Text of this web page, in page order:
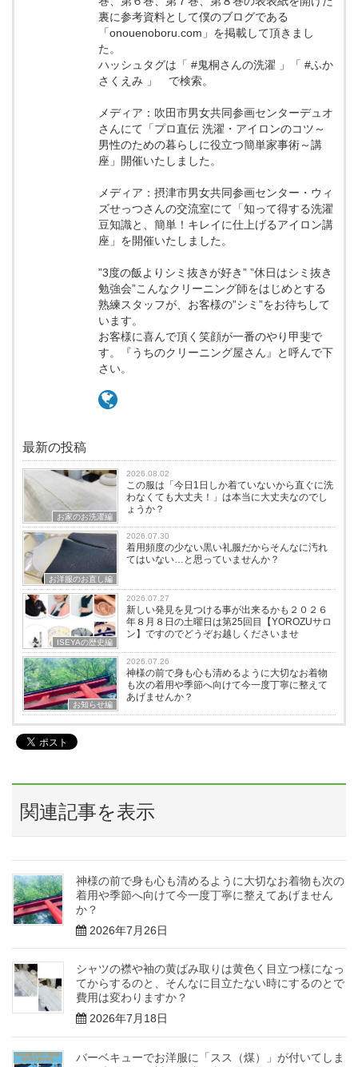
裏に参考資料として僕のブログである
「onouenoboru.com」を掲載して頂きまし
た。
ハッシュタグは「 #鬼桐さんの洗濯 」「 #ふか
さくえみ 」 で検索。
メディア：吹田市男女共同参画センターデュオ
さんにて「プロ直伝 洗濯・アイロンのコツ～
男性のための暮らしに役立つ簡単家事術～講
座」開催いたしました。
メディア：摂津市男女共同参画センター・ウィ
ズせっつさんの交流室にて「知って得する洗濯
豆知識と、簡単！キレイに仕上げるアイロン講
座」を開催いたしました。
”3度の飯よりシミ抜きが好き” ”休日はシミ抜き
勉強会”こんなクリーニング師をはじめとする
熟練スタッフが、お客様の”シミ”をお待ちして
います。
お客様に喜んで頂く笑顔が一番のやり甲斐で
す。『うちのクリーニング屋さん』と呼んで下
さい。
最新の投稿
お家のお洗濯編
2026.08.02
この服は「今日1日しか着ていないから直ぐに洗
わなくても大丈夫！」は本当に大丈夫なのでし
ょうか？
お洋服のお直し編
2026.07.30
着用頻度の少ない黒い礼服だからそんなに汚れ
てはいない…と思っていませんか？
ISEYAの歴史編
2026.07.27
新しい発見を見つける事が出来るかも２０２６
年８月８日の土曜日は第25回目【YOROZUサロ
ン】ですのでどうぞお越しくださいませ
お知らせ編
2026.07.26
神様の前で身も心も清めるように大切なお着物
も次の着用や季節へ向けて今一度丁寧に整えて
あげませんか？
関連記事を表示
神様の前で身も心も清めるように大切なお着物も次の
着用や季節へ向けて今一度丁寧に整えてあげません
か？
2026年7月26日
シャツの襟や袖の黄ばみ取りは黄色く目立つ様になっ
てからするのと、そんなに目立たない時にするのとで
費用は変わりますか？
2026年7月18日
バーベキューでお洋服に「スス（煤）」が付いてしま